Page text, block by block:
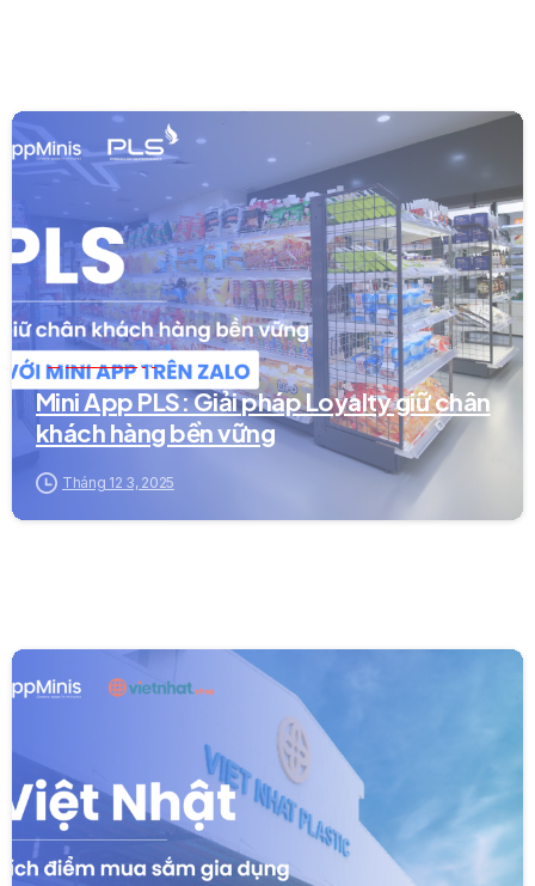
Dự án Mini App
Mini App PLS: Giải pháp Loyalty giữ chân
khách hàng bền vững
Tháng 12 3, 2025